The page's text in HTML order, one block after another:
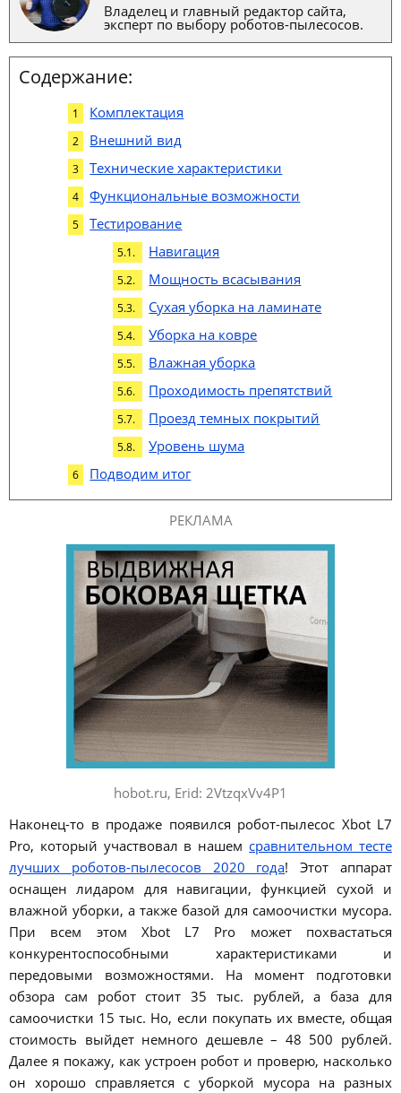
Владелец и главный редактор сайта,
эксперт по выбору роботов-пылесосов.
Содержание:
Комплектация
Внешний вид
Технические характеристики
Функциональные возможности
Тестирование
Навигация
Мощность всасывания
Сухая уборка на ламинате
Уборка на ковре
Влажная уборка
Проходимость препятствий
Проезд темных покрытий
Уровень шума
Подводим итог
РЕКЛАМА
hobot.ru, Erid: 2VtzqxVv4P1
Наконец-то в продаже появился робот-пылесос Xbot L7
Pro, который участвовал в нашем сравнительном тесте
лучших роботов-пылесосов 2020 года! Этот аппарат
оснащен лидаром для навигации, функцией сухой и
влажной уборки, а также базой для самоочистки мусора.
При всем этом Xbot L7 Pro может похвастаться
конкурентоспособными характеристиками и
передовыми возможностями. На момент подготовки
обзора сам робот стоит 35 тыс. рублей, а база для
самоочистки 15 тыс. Но, если покупать их вместе, общая
стоимость выйдет немного дешевле – 48 500 рублей.
Далее я покажу, как устроен робот и проверю, насколько
он хорошо справляется с уборкой мусора на разных